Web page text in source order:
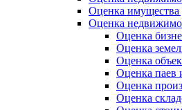
Оценка имущества
Оценка
Оценка
Оценка
Оценка
Оценка
Оценка
Оценка